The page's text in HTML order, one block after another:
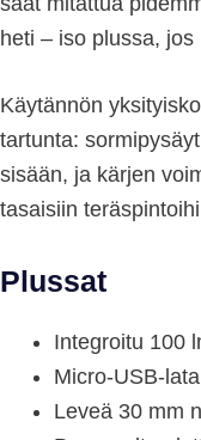
heti – iso plussa, jos
Käytännön
tartunta:
sisään, ja kärjen
tasaisiin
Plussat
Integroitu 100
Micro-USB-
Leveä 30 mm